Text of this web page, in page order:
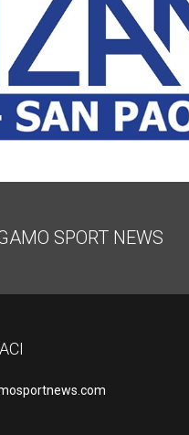
SPORT NEWS